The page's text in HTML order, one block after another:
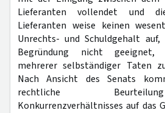
Lieferanten vollendet und
Lieferanten weise keinen
Unrechts- und Schuldgehalt auf,
Begründung nicht geeignet,
mehrerer selbständiger Taten
Nach Ansicht des Senats
rechtliche
Konkurrenzverhältnisses auf das